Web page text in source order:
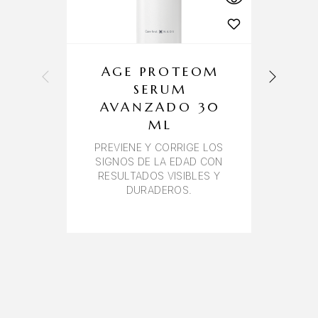
AGE PROTEOM
SERUM
AVANZADO 30
ML
PREVIENE Y CORRIGE LOS
SIGNOS DE LA EDAD CON
RESULTADOS VISIBLES Y
DURADEROS.